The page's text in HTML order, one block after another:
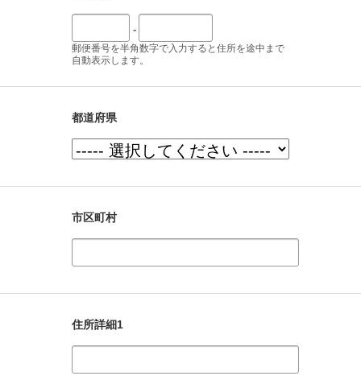
-
郵便番号を半角数字で入力すると住所を途中まで
自動表示します。
都道府県
市区町村
住所詳細1